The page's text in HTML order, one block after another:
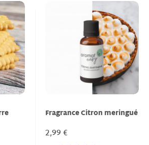
Fragrance Citron meringué
2,99 €